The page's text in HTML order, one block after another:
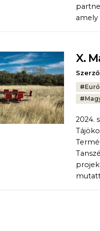
amely
X.
Tags:
#
#
2024.